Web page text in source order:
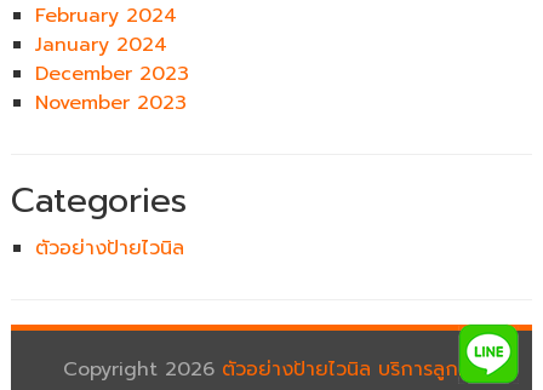
February 2024
January 2024
December 2023
November 2023
Categories
ตัวอย่างป้ายไวนิล
Copyright 2026 ตัวอย่างป้ายไวนิล บริการลูกค้า